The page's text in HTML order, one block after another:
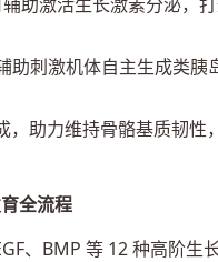
助刺激机体自主生成类
，助力维持骨骼基质韧
全流程
、BMP 等 12 种高阶生